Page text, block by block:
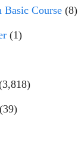
Basic Course (8)
(1)
(39)